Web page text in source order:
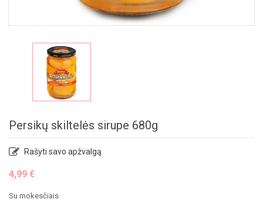
Persikų skiltelės sirupe 680g
Rašyti savo apžvalgą
4,99 €
Su mokesčiais